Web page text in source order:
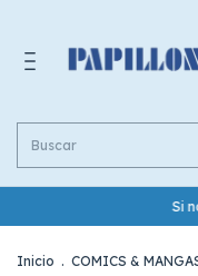
Si no encontras
Inicio . COMICS &